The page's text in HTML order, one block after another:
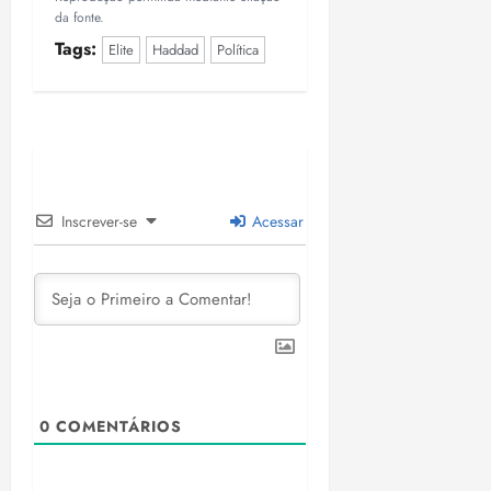
da fonte.
Tags: Elite Haddad Política
Inscrever-se Acessar
0 COMENTÁRIOS